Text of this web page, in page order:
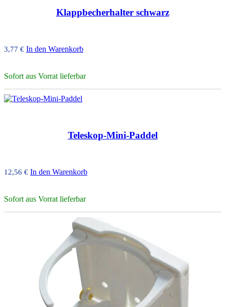
Klappbecherhalter schwarz
3,77 € In den Warenkorb
Sofort aus Vorrat lieferbar
Teleskop-Mini-Paddel
12,56 € In den Warenkorb
Sofort aus Vorrat lieferbar